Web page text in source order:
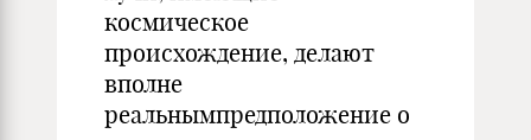
космическое
происхождение, делают
вполне
реальнымпредположение о